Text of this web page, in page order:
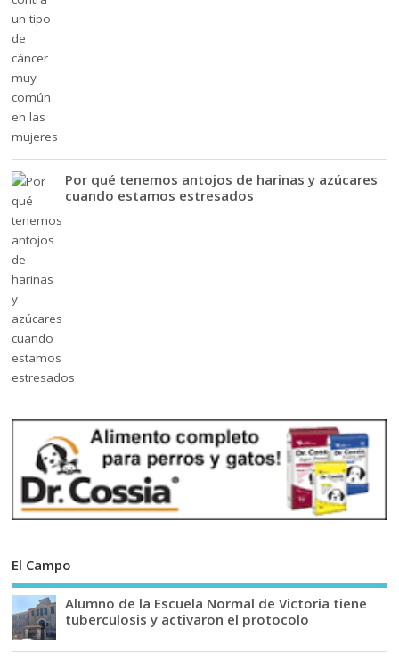
Por qué tenemos antojos de harinas y azúcares
cuando estamos estresados
El Campo
Alumno de la Escuela Normal de Victoria tiene
tuberculosis y activaron el protocolo